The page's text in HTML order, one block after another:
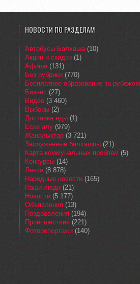
НОВОСТИ ПО РАЗДЕЛАМ
Автобусы Балхаша(10)
Акции и скидки (1)
Афиша(131)
Без рубрики (770)
Бесплатное образование за рубежом
Бизнес (27)
Видео (3 460)
Выборы (2)
Доставка еды (1)
Еске алу (979)
Жаңалықтар (3 721)
Заслуженные балхашцы (21)
Карта коммунальных проблем (5)
Конкурсы (14)
Лента(8 878)
Народные новости (165)
Наши люди (21)
Новости (5 177)
Объявления (13)
Поздравления (194)
Происшествия (221)
Фоторепортажи (140)